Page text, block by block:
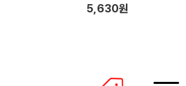
5,630원